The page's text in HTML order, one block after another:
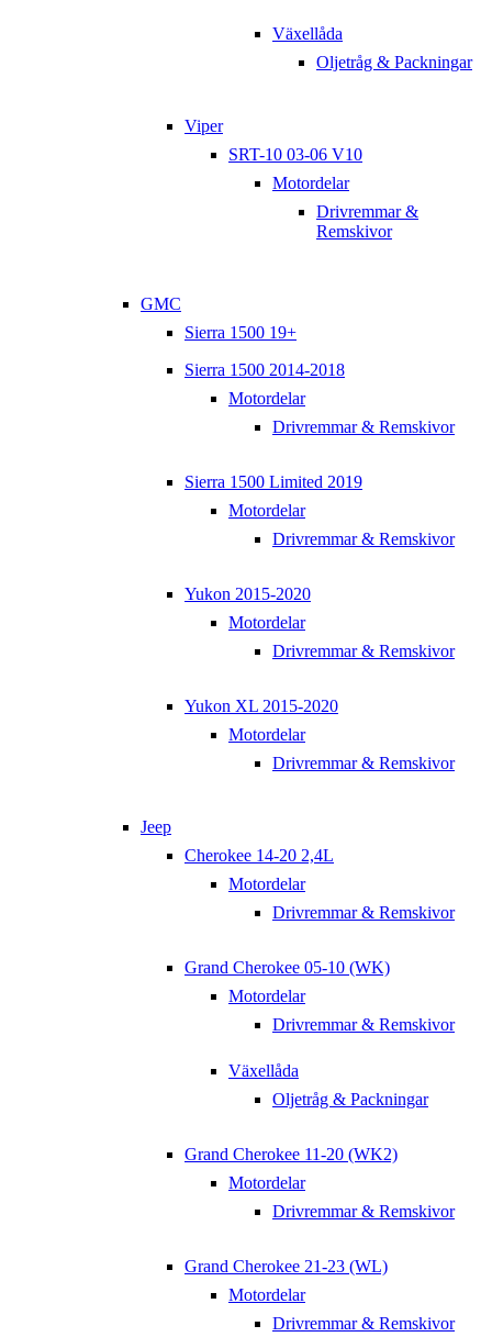
Växellåda
Oljetråg & Packningar
Viper
SRT-10 03-06 V10
Motordelar
Drivremmar &
Remskivor
GMC
Sierra 1500 19+
Sierra 1500 2014-2018
Motordelar
Drivremmar & Remskivor
Sierra 1500 Limited 2019
Motordelar
Drivremmar & Remskivor
Yukon 2015-2020
Motordelar
Drivremmar & Remskivor
Yukon XL 2015-2020
Motordelar
Drivremmar & Remskivor
Jeep
Cherokee 14-20 2,4L
Motordelar
Drivremmar & Remskivor
Grand Cherokee 05-10 (WK)
Motordelar
Drivremmar & Remskivor
Växellåda
Oljetråg & Packningar
Grand Cherokee 11-20 (WK2)
Motordelar
Drivremmar & Remskivor
Grand Cherokee 21-23 (WL)
Motordelar
Drivremmar & Remskivor